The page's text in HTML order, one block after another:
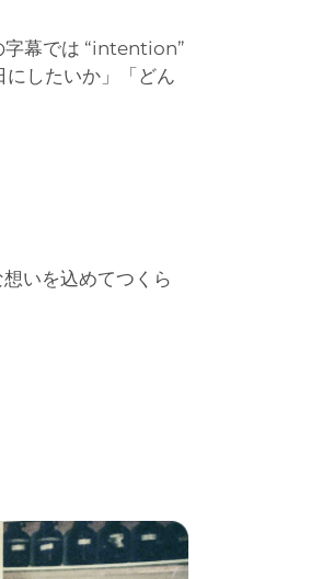
字幕では “intention”
したいか」「どん
いを込めてつくら